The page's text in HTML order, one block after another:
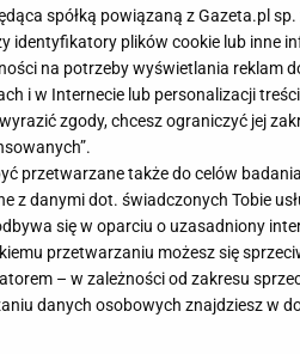
spółką powiązaną z Gazeta.pl
identyfikatory plików cookie lub inne
na potrzeby wyświetlania reklam
i w Internecie lub personalizacji
zgody, chcesz ograniczyć jej
przetwarzane także do celów
z danymi dot. świadczonych Tobie
się w oparciu o uzasadniony
przetwarzaniu możesz się
– w zależności od zakresu
danych osobowych znajdziesz w